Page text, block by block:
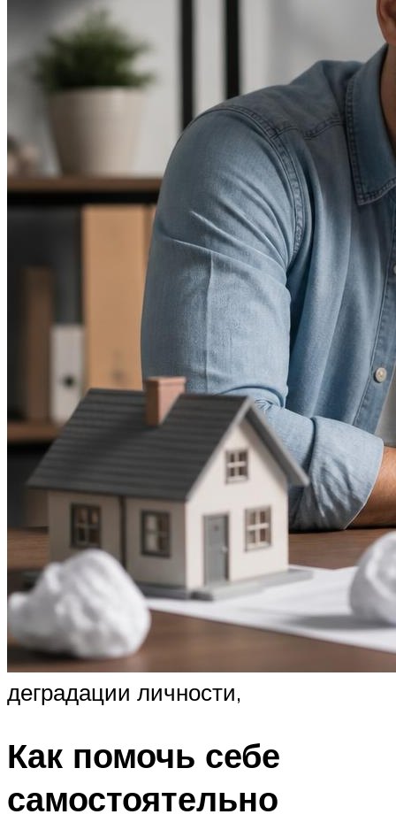
деградации личности,
Как помочь себе
самостоятельно